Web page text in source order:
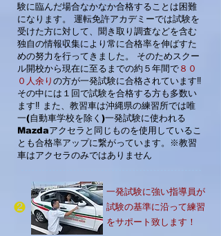
験に臨んだ場合なかなか合格することは困難
になります。 運転免許アカデミーでは試験を
受けた方に対して、聞き取り調査などを含む
独自の情報収集により常に合格率を伸ばすた
めの努力を行ってき ました。 そのためスクー
ル開校から現在に至るまでの約５年間で ８０
０人余り の方が一発試験に合格されています‼
その中には１回で試験を合格する方も多数い
ます‼ また、教習車は沖縄県の練習所では唯
一(自動車学校を除く)一発試験に使われる
Mazdaアクセラと同じものを使用 しているこ
とも合格率アップに繋がっています。※教習
車はアクセラのみではありません
❷
一発試験に強い指導員が
試験の基準に沿って練習
をサポート致します！